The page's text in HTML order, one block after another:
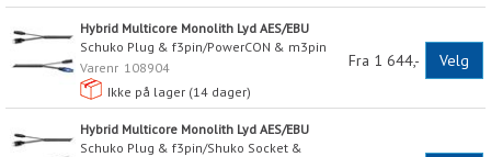
Hybrid Multicore Monolith Lyd AES/EBU
Schuko Plug & f3pin/PowerCON & m3pin
Varenr 108904
Ikke på lager (14 dager)
Fra 1 644,- Velg
Hybrid Multicore Monolith Lyd AES/EBU
Schuko Plug & f3pin/Shuko Socket &